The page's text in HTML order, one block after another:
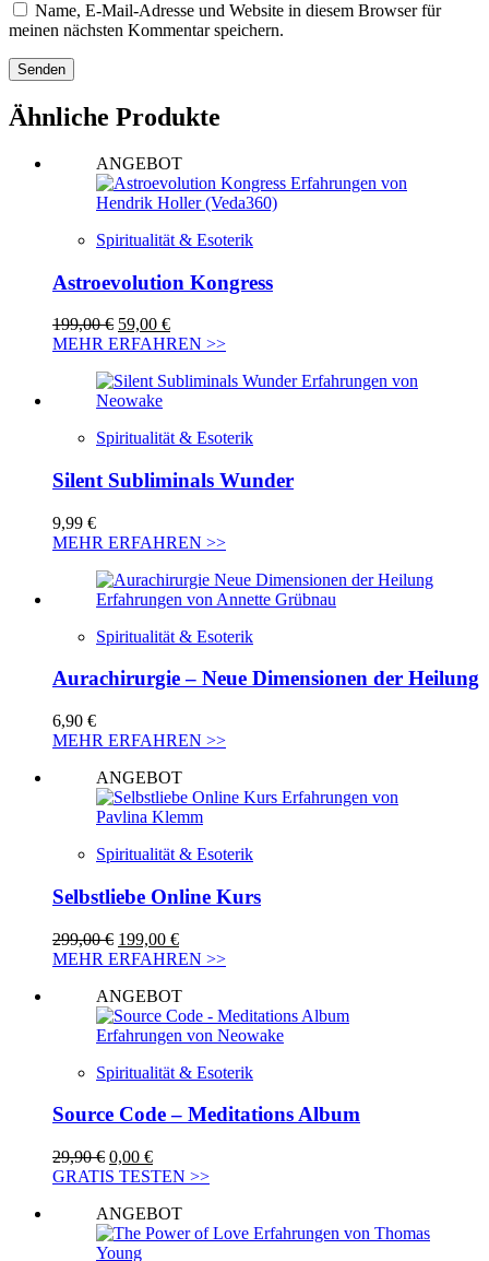
Name, E-Mail-Adresse und Website in diesem Browser für
meinen nächsten Kommentar speichern.
Senden
Ähnliche Produkte
ANGEBOT
Spiritualität & Esoterik
Astroevolution Kongress
199,00€ Ursprünglicher
Preis
199,00 €
59,00 €Aktueller
Preis
59,00 €.
MEHR ERFAHREN >>
Spiritualität & Esoterik
Silent Subliminals Wunder
9,99 €
MEHR ERFAHREN >>
Spiritualität & Esoterik
Aurachirurgie – Neue Dimensionen der Heilung
6,90 €
MEHR ERFAHREN >>
ANGEBOT
Spiritualität & Esoterik
Selbstliebe Online Kurs
299,00€ Ursprünglicher
Preis
299,00 €
199,00 €Aktueller
Preis
199,00 €.
MEHR ERFAHREN >>
ANGEBOT
Spiritualität & Esoterik
Source Code – Meditations Album
29,90€ Ursprünglicher
Preis
29,90 €
0,00 €Aktueller
Preis
0,00 €.
GRATIS TESTEN >>
ANGEBOT